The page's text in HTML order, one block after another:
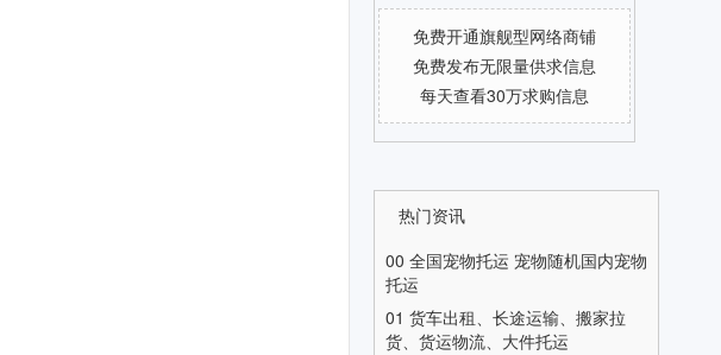
免费开通旗舰型网络商铺
免费发布无限量供求信息
每天查看30万求购信息
热门资讯
00 全国宠物托运 宠物随机国内宠物
托运
01 货车出租、长途运输、搬家拉
货、货运物流、大件托运